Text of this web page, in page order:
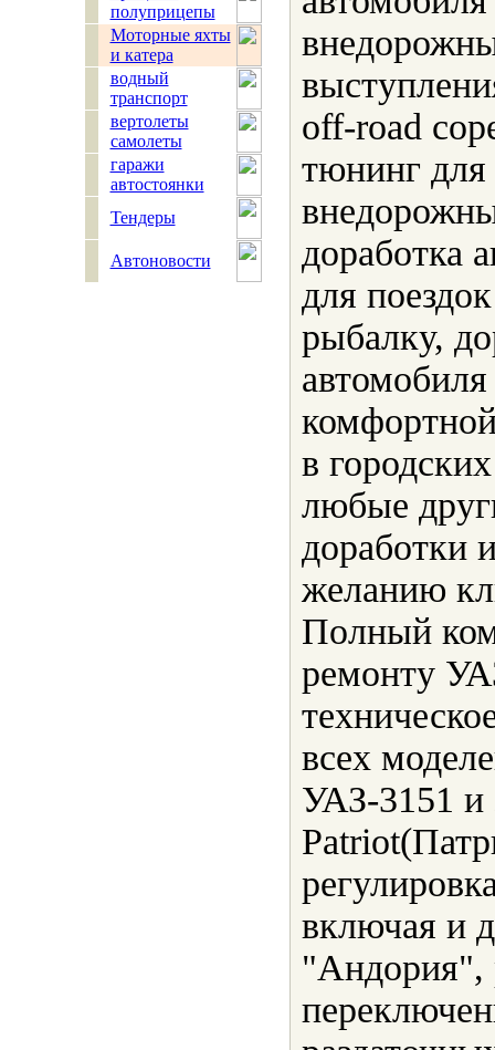
полуприцепы
Моторные яхты
и катера
водный
транспорт
вертолеты
самолеты
гаражи
автостоянки
Тендеры
Автоновости
off-road
тюнинг
доработка
для
рыбалку,
в
любые
доработки
желанию
Полный
ремонту
всех
УАЗ-3151 и
включая и
"Андория",